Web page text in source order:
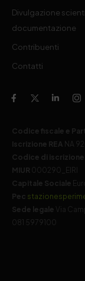
Divulgazione
documentazione
Contribuenti
Contatti
Codice fiscale e
Iscrizione REA NA
Codice di iscrizione
MIUR 000290_EIRI
Capitale Sociale
Pec
Sede legale
Via
081 5979100